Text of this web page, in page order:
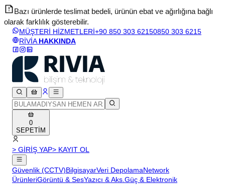
Bazı ürünlerde teslimat bedeli, ürünün ebat ve ağırlığına bağlı
olarak farklılık gösterebilir.
MÜŞTERİ HİZMETLERİ+90 850 303 62150850 303 6215
RİVİA HAKKINDA
0
SEPETİM
> GİRİŞ YAP> KAYIT OL
Güvenlik (CCTV)BilgisayarVeri DepolamaNetwork
ÜrünleriGörüntü & SesYazıcı & Aks.Güç & Elektronik